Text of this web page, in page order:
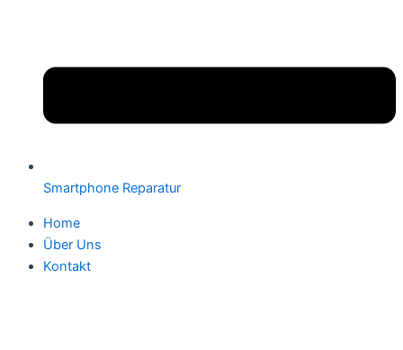
Smartphone Reparatur
Home
Über Uns
Kontakt